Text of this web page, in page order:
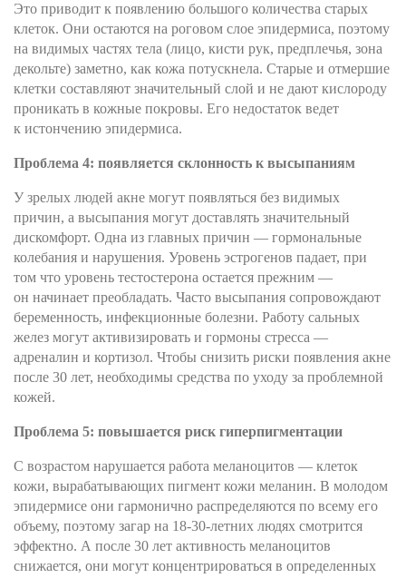
Это приводит к появлению большого количества старых
клеток. Они остаются на роговом слое эпидермиса, поэтому
на видимых частях тела (лицо, кисти рук, предплечья, зона
декольте) заметно, как кожа потускнела. Старые и отмершие
клетки составляют значительный слой и не дают кислороду
проникать в кожные покровы. Его недостаток ведет
к истончению эпидермиса.
Проблема 4: появляется склонность к высыпаниям
У зрелых людей акне могут появляться без видимых
причин, а высыпания могут доставлять значительный
дискомфорт. Одна из главных причин — гормональные
колебания и нарушения. Уровень эстрогенов падает, при
том что уровень тестостерона остается прежним —
он начинает преобладать. Часто высыпания сопровождают
беременность, инфекционные болезни. Работу сальных
желез могут активизировать и гормоны стресса —
адреналин и кортизол. Чтобы снизить риски появления акне
после 30 лет, необходимы средства по уходу за проблемной
кожей.
Проблема 5: повышается риск гиперпигментации
С возрастом нарушается работа меланоцитов — клеток
кожи, вырабатывающих пигмент кожи меланин. В молодом
эпидермисе они гармонично распределяются по всему его
объему, поэтому загар на 18-30-летних людях смотрится
эффектно. А после 30 лет активность меланоцитов
снижается, они могут концентрироваться в определенных